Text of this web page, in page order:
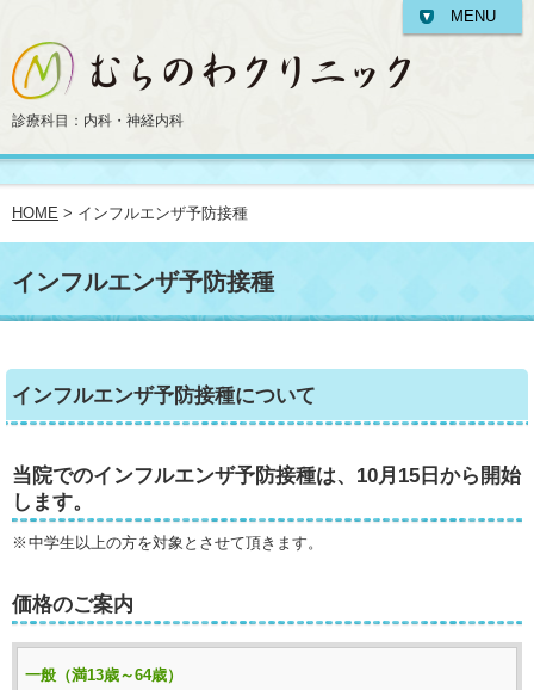
診療科目：内科・神経内科
HOME > インフルエンザ予防接種
インフルエンザ予防接種
インフルエンザ予防接種について
当院でのインフルエンザ予防接種は、10月15日から開始
します。
中学生以上の方を対象とさせて頂きます。
価格のご案内
一般（満13歳～64歳）
MENU